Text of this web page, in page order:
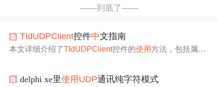
——到底了——
TIdUDPClient控件中文指南
本文详细介绍了TIdUDPClient控件的使用方法，包括属
delphi xe里使用 UDP通讯纯字符模式